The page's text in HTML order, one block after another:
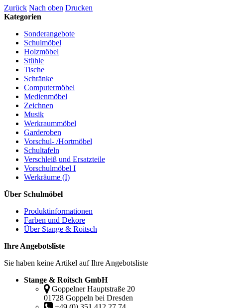
Zurück Nach oben Drucken
Kategorien
Sonderangebote
Schulmöbel
Holzmöbel
Stühle
Tische
Schränke
Computermöbel
Medienmöbel
Zeichnen
Musik
Werkraummöbel
Garderoben
Vorschul- /Hortmöbel
Schultafeln
Verschleiß und Ersatzteile
Vorschulmöbel I
Werkräume (I)
Über Schulmöbel
Produktinformationen
Farben und Dekore
Über Stange & Roitsch
Ihre Angebotsliste
Sie haben keine Artikel auf Ihre Angebotsliste
Stange & Roitsch GmbH
Goppelner Hauptstraße 20
01728 Goppeln bei Dresden